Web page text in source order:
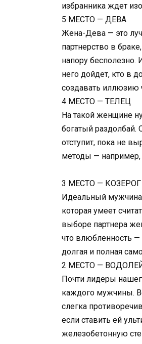
избранника ждет
5 МЕСТО — ДЕВА
Жена-Дева — это
партнерство в
напору бесполезно.
него дойдет, кто в
создавать иллюзию
4 МЕСТО — ТЕЛЕЦ
На такой женщине
богатый раздолбай.
отступит, пока не
методы — например,
3 МЕСТО — КОЗЕРОГ
Идеальный
которая умеет
выборе партнера
что влюбленность —
долгая и полная
2 МЕСТО —
Почти лидеры
каждого мужчины.
слегка
если ставить ей
железобетонную